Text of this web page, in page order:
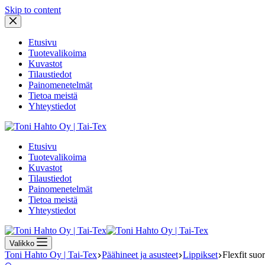
Skip to content
Etusivu
Tuotevalikoima
Kuvastot
Tilaustiedot
Painomenetelmät
Tietoa meistä
Yhteystiedot
Etusivu
Tuotevalikoima
Kuvastot
Tilaustiedot
Painomenetelmät
Tietoa meistä
Yhteystiedot
Valikko
Toni Hahto Oy | Tai-Tex Päähineet ja asusteet Lippikset Flexfit